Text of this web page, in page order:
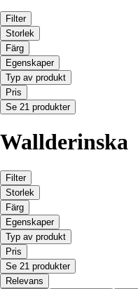
Filter
Storlek
Färg
Egenskaper
Typ av produkt
Pris
Se 21 produkter
Wallderinska
Filter
Storlek
Färg
Egenskaper
Typ av produkt
Pris
Se 21 produkter
Relevans